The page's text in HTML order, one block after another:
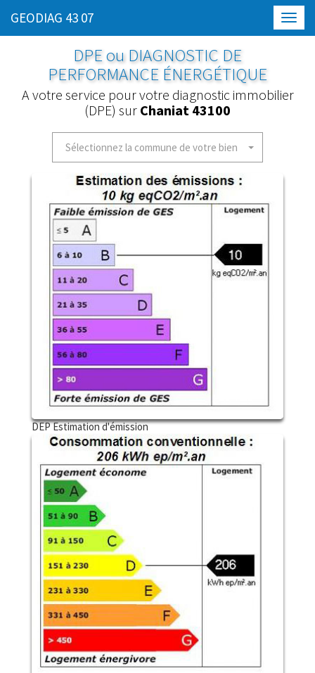
GEODIAG 43 07
DPE ou DIAGNOSTIC DE
PERFORMANCE ÉNERGÉTIQUE
A votre service pour votre diagnostic immobilier
(DPE) sur Chaniat 43100
Sélectionnez la commune de votre bien
DEP Estimation d'émission